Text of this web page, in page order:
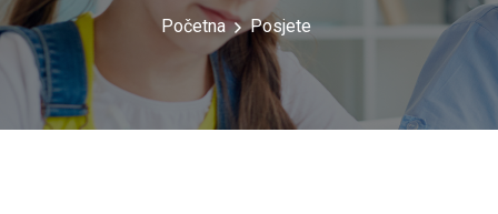
Početna Posjete